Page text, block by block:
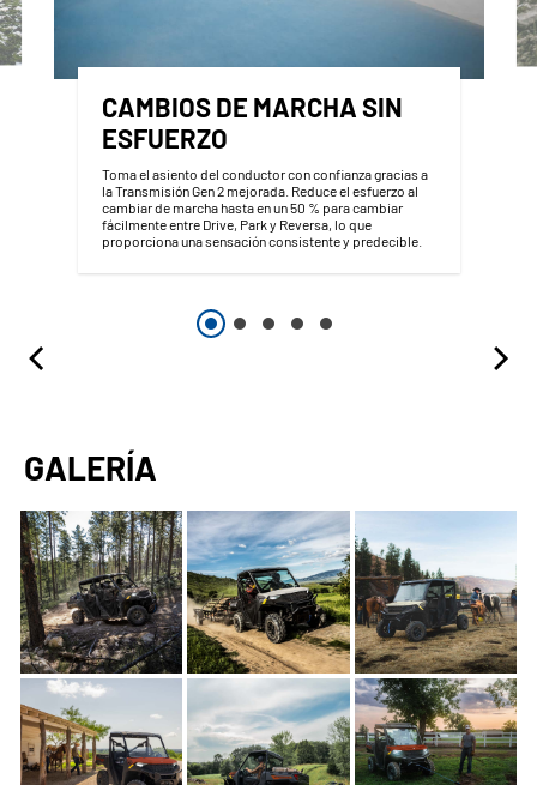
CAMBIOS DE MARCHA SIN
ESFUERZO
Toma el asiento del conductor con confianza gracias a
la Transmisión Gen 2 mejorada. Reduce el esfuerzo al
cambiar de marcha hasta en un 50 % para cambiar
fácilmente entre Drive, Park y Reversa, lo que
proporciona una sensación consistente y predecible.
GALERÍA